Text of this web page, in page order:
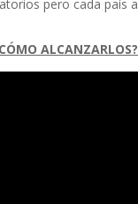
pero cada país
ALCANZARLOS?